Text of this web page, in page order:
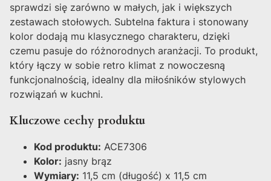
sprawdzi się zarówno w małych, jak i większych
zestawach stołowych. Subtelna faktura i stonowany
kolor dodają mu klasycznego charakteru, dzięki
czemu pasuje do różnorodnych aranżacji. To produkt,
który łączy w sobie retro klimat z nowoczesną
funkcjonalnością, idealny dla miłośników stylowych
rozwiązań w kuchni.
Kluczowe cechy produktu
Kod produktu: ACE7306
Kolor: jasny brąz
Wymiary: 11,5 cm (długość) x 11,5 cm